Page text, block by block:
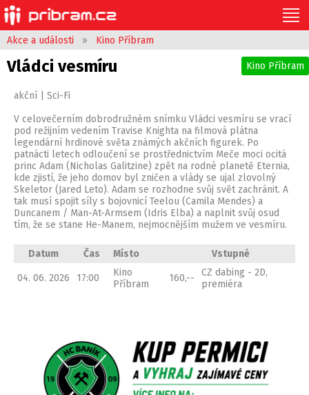
Akce a události » Kino Příbram
Kino Příbram
Vládci vesmíru
akční | Sci-Fi
V celovečerním dobrodružném snímku Vládci vesmíru se vrací
pod režijním vedením Travise Knighta na filmová plátna
legendární hrdinové světa známých akčních figurek. Po
patnácti letech odloučení se prostřednictvím Meče moci ocitá
princ Adam (Nicholas Galitzine) zpět na rodné planetě Eternia,
kde zjistí, že jeho domov byl zničen a vlády se ujal zlovolný
Skeletor (Jared Leto). Adam se rozhodne svůj svět zachránit. A
tak musí spojit síly s bojovnicí Teelou (Camila Mendes) a
Duncanem / Man-At-Armsem (Idris Elba) a naplnit svůj osud
tím, že se stane He-Manem, nejmocnějším mužem ve vesmíru.
Datum Čas Místo Vstupné
04. 06. 2026 17:00
Kino
Příbram
160,--
CZ dabing - 2D,
premiéra